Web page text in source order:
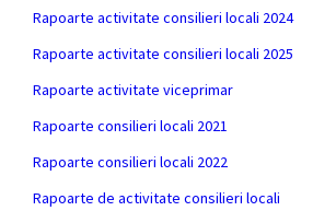
Rapoarte activitate consilieri locali 2024
Rapoarte activitate consilieri locali 2025
Rapoarte activitate viceprimar
Rapoarte consilieri locali 2021
Rapoarte consilieri locali 2022
Rapoarte de activitate consilieri locali